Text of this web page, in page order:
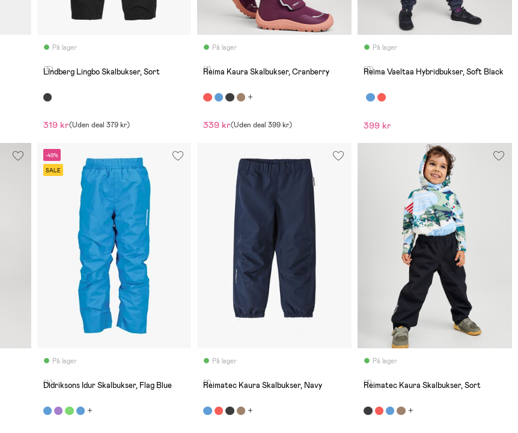
På lager
(5)
Lindberg Lingbo Skalbukser, Sort
319 kr(Uden deal 379 kr)
På lager
(1)
Reima Kaura Skalbukser, Cranberry
339 kr(Uden deal 399 kr)
På lager
(0)
Reima Vaeltaa Hybridbukser, Soft Black
399 kr
-49%
SALE
På lager
(4)
Didriksons Idur Skalbukser, Flag Blue
På lager
(1)
Reimatec Kaura Skalbukser, Navy
På lager
(1)
Reimatec Kaura Skalbukser, Sort